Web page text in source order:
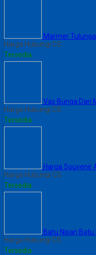
Marmer
Harga Hubungi CS
Tersedia
Vas Bunga Dari
Harga Hubungi CS
Tersedia
Harga Souvenir
Harga Hubungi CS
Tersedia
Batu Nisan
Harga Hubungi CS
Tersedia